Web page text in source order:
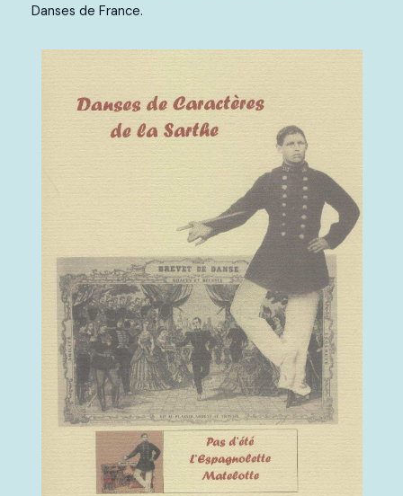
Danses de France.